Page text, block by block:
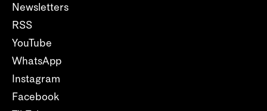
Newsletters
RSS
YouTube
WhatsApp
Instagram
Facebook